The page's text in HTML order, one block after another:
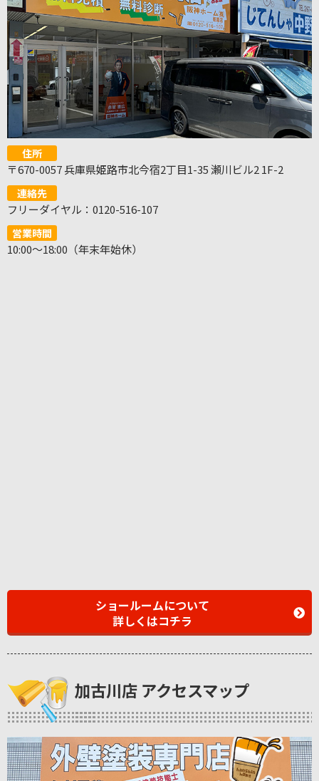
住所
〒670-0057 兵庫県姫路市北今宿2丁目1-35 瀬川ビル2 1F-2
連絡先
フリーダイヤル：0120-516-107
営業時間
10:00～18:00（年末年始休）
ショールームについて
詳しくはコチラ
加古川店 アクセスマップ